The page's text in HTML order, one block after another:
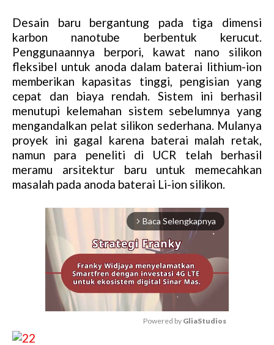
Desain baru bergantung pada tiga dimensi
karbon nanotube berbentuk kerucut.
Penggunaannya berpori, kawat nano silikon
fleksibel untuk anoda dalam baterai lithium-ion
memberikan kapasitas tinggi, pengisian yang
cepat dan biaya rendah. Sistem ini berhasil
menutupi kelemahan sistem sebelumnya yang
mengandalkan pelat silikon sederhana. Mulanya
proyek ini gagal karena baterai malah retak,
namun para peneliti di UCR telah berhasil
meramu arsitektur baru untuk memecahkan
masalah pada anoda baterai Li-ion silikon.
arrow_forward_ios Baca Selengkapnya
Powered by GliaStudios